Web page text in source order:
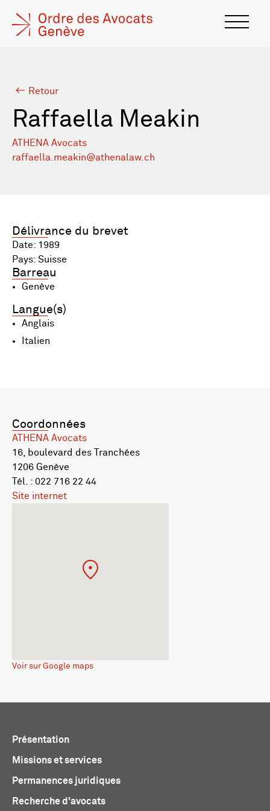
Retour
Raffaella Meakin
ATHENA Avocats
raffaella.meakin@athenalaw.ch
Délivrance du brevet
Date: 1989
Pays: Suisse
Barreau
Genève
Langue(s)
Anglais
Italien
Coordonnées
ATHENA Avocats
16, boulevard des Tranchées
1206 Genève
Tél. : 022 716 22 44
Site internet
Voir sur Google maps
Présentation
Missions et services
Permanences juridiques
Recherche d'avocats